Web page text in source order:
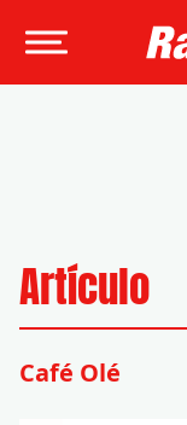
Artículo
Café Olé